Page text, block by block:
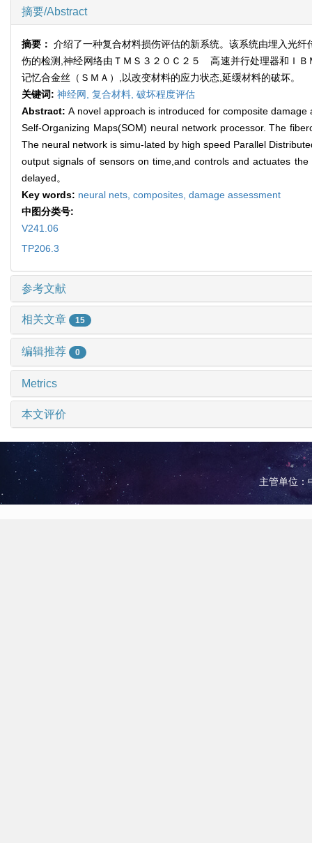
摘要/Abstract
摘要： 介绍了一种复合材料损伤评估的新系统。该系统由埋入光
伤的检测,神经网络由ＴＭＳ３２０Ｃ２５ 高速并行处理器和Ｉ
记忆合金丝（ＳＭＡ）,以改变材料的应力状态,延缓材料的破坏。
关键词: 神经网, 复合材料, 破坏程度评估
Abstract:A novel approach is introduced for composite
Self-Organizing Maps(SOM) neural network processor. The
The neural network is simu-lated by high speed Parallel
output signals of sensors on time,and controls and actuates
delayed。
Key words: neural nets, composites, damage assessment
中图分类号:
V241.06
TP206.3
参考文献
相关文章 15
编辑推荐 0
Metrics
本文评价
主管单位：